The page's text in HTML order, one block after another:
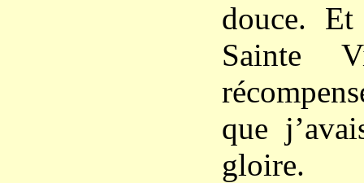
douce.
Sainte
que
gloire.